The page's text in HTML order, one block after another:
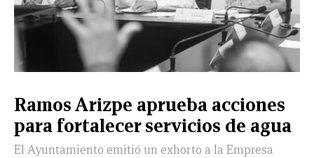
CERRAR
X
LEÓN
DE
VIDA
Ramos Arizpe aprueba acciones
para fortalecer servicios de agua
El Ayuntamiento emitió un exhorto a la Empresa